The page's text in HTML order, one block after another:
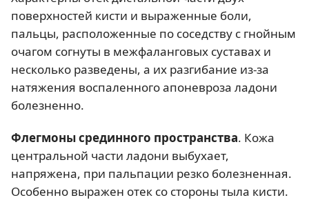
поверхностей кисти и выраженные боли,
пальцы, расположенные по соседству с гнойным
очагом согнуты в межфаланговых суставах и
несколько разведены, а их разгибание из-за
натяжения воспаленного апоневроза ладони
болезненно.
Флегмоны срединного пространства. Кожа
центральной части ладони выбухает,
напряжена, при пальпации резко болезненная.
Особенно выражен отек со стороны тыла кисти.